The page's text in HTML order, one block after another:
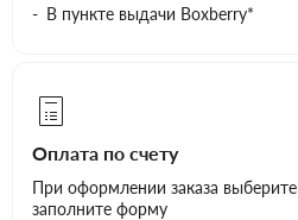
В пункте выдачи Boxberry*
Оплата по счету
При оформлении заказа
заполните форму